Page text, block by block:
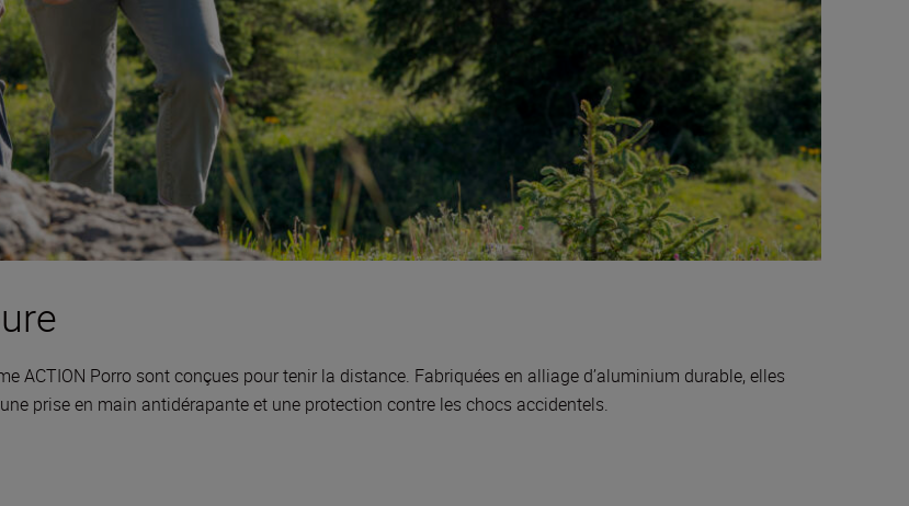
ACTION Porro sont conçues pour tenir la distance. Fabriquées en alliage d’aluminium durable, elles
prise en main antidérapante et une protection contre les chocs accidentels.